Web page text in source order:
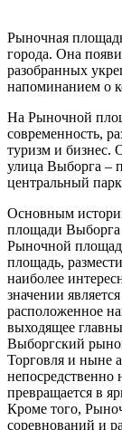
Рыночная
города. Она
разобранных
напоминанием о
На Рыночной
современность,
туризм и бизнес.
улица Выборга –
центральный
Основным
площади Выборга
Рыночной
площадь,
наиболее
значении
расположенное
выходящее
Выборгский
Торговля и ныне
непосредственно
превращается в
Кроме того,
соревнований и